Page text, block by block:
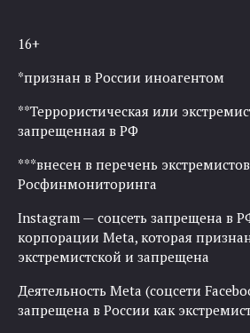
16+
*признан в России иноагентом
**Террористическая или
запрещенная в РФ
***внесен в перечень
Росфинмониторинга
Instagram — соцсеть запрещена в
корпорации Meta, которая
экстремистской и запрещена
Деятельность Meta (соцсети
запрещена в России как